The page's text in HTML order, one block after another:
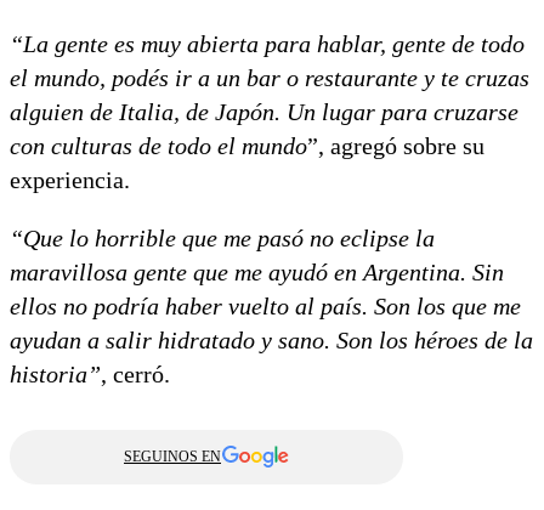
“La gente es muy abierta para hablar, gente de todo
el mundo, podés ir a un bar o restaurante y te cruzas
alguien de Italia, de Japón. Un lugar para cruzarse
con culturas de todo el mundo”, agregó sobre su
experiencia.
“Que lo horrible que me pasó no eclipse la
maravillosa gente que me ayudó en Argentina. Sin
ellos no podría haber vuelto al país. Son los que me
ayudan a salir hidratado y sano. Son los héroes de la
historia”, cerró.
SEGUINOS EN